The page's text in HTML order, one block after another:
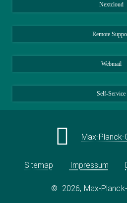
Nextcloud
Remote
Webmail
Self-Service
Max-
Sitemap Impressum
© 2026, Max-